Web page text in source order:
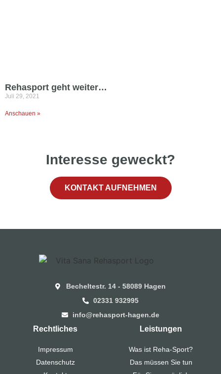
Rehasport geht weiter…
Juli 29, 2021
Anschauen »
Interesse geweckt?
KONTAKT AUFNEHMEN
Leistungen
Was ist Reha-Sport?
Das müssen Sie tun
Rechtliches
Impressum
Datenschutz
Becheltestr. 14 - 58089 Hagen
02331 932995
info@rehasport-hagen.de